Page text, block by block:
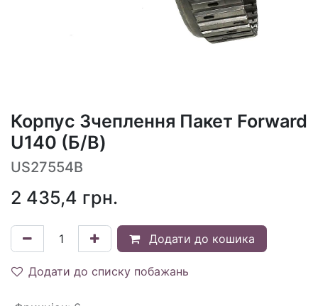
Корпус Зчеплення Пакет Forward
U140 (Б/В)
US27554B
2 435,4 грн.
Додати до кошика
Додати до списку побажань